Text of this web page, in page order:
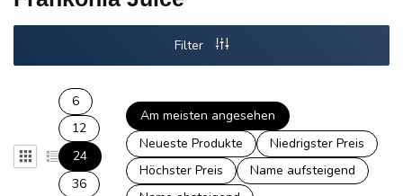
Filter
6
12
24
36
Am meisten angesehen
Neueste Produkte
Niedrigster Preis
Höchster Preis
Name aufsteigend